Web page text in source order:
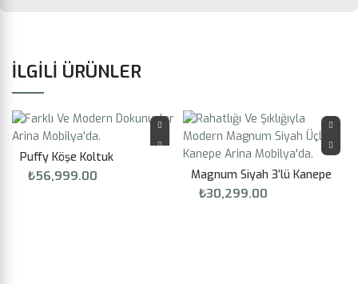
İLGILI ÜRÜNLER
Puffy Köşe Koltuk
₺56,999.00 Magnum Siyah 3’lü Kanepe
₺30,299.00